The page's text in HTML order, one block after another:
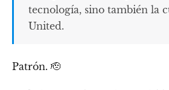
tecnología, sino también la
United.
Patrón. 🫡